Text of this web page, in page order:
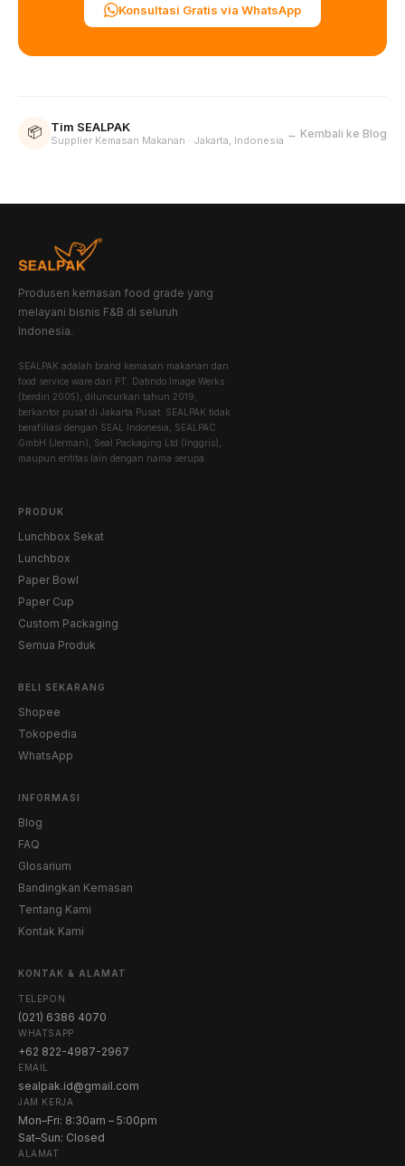
Konsultasi Gratis via WhatsApp
📦 Tim SEALPAK
Supplier Kemasan Makanan · Jakarta, Indonesia
← Kembali ke Blog
Produsen kemasan food grade yang
melayani bisnis F&B di seluruh
Indonesia.
SEALPAK adalah brand kemasan makanan dan
food service ware dari PT. Datindo Image Werks
(berdiri 2005), diluncurkan tahun 2019,
berkantor pusat di Jakarta Pusat. SEALPAK tidak
berafiliasi dengan SEAL Indonesia, SEALPAC
GmbH (Jerman), Seal Packaging Ltd (Inggris),
maupun entitas lain dengan nama serupa.
PRODUK
Lunchbox Sekat
Lunchbox
Paper Bowl
Paper Cup
Custom Packaging
Semua Produk
BELI SEKARANG
Shopee
Tokopedia
WhatsApp
INFORMASI
Blog
FAQ
Glosarium
Bandingkan Kemasan
Tentang Kami
Kontak Kami
KONTAK & ALAMAT
TELEPON
(021) 6386 4070
WHATSAPP
+62 822-4987-2967
EMAIL
sealpak.id@gmail.com
JAM KERJA
Mon–Fri: 8:30am – 5:00pm
Sat–Sun: Closed
ALAMAT